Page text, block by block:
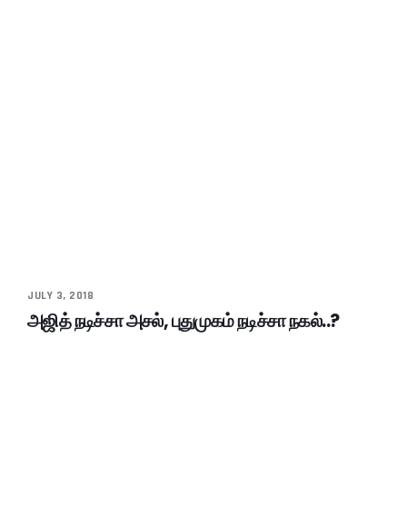
JULY 3, 2018
அஜித் நடிச்சா அசல், புதுமுகம் நடிச்சா நகல்..?